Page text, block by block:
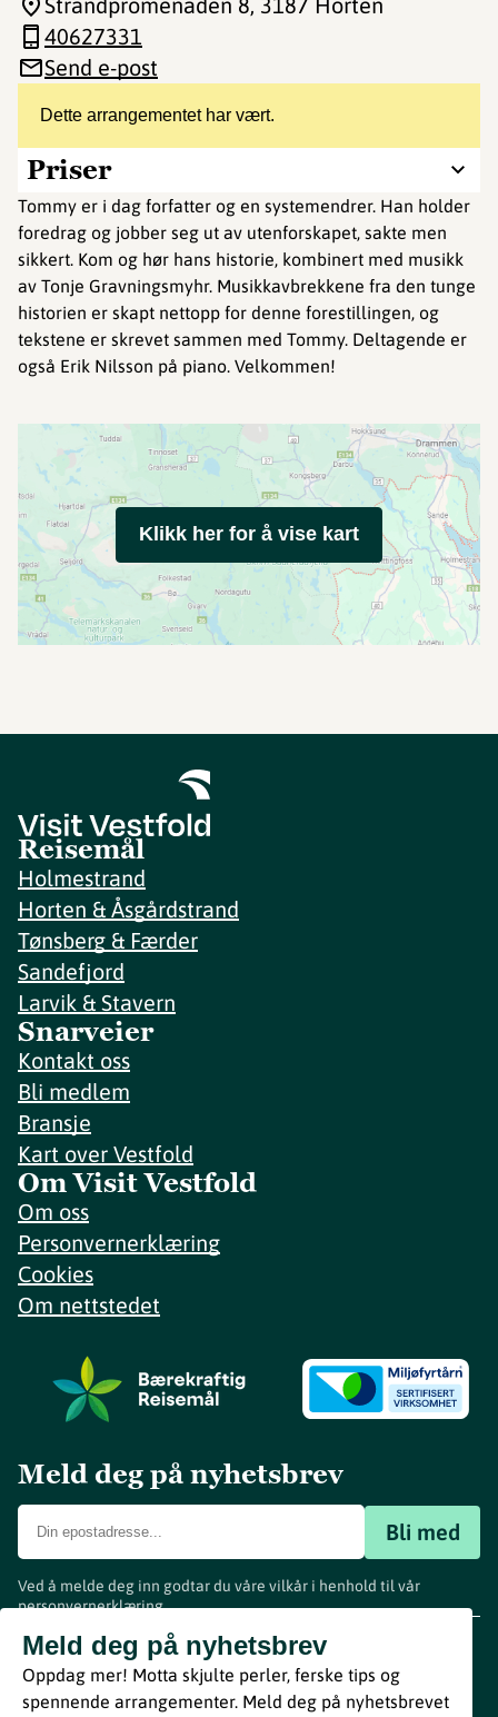
Dette arrangementet har vært.
Priser
Tommy er i dag forfatter og en systemendrer. Han holder
foredrag og jobber seg ut av utenforskapet, sakte men
sikkert. Kom og hør hans historie, kombinert med musikk
av Tonje Gravningsmyhr. Musikkavbrekkene fra den tunge
historien er skapt nettopp for denne forestillingen, og
tekstene er skrevet sammen med Tommy. Deltagende er
også Erik Nilsson på piano. Velkommen!
40627331
Send e-post
Klikk her for å vise kart
Reisemål
Holmestrand
Horten & Åsgårdstrand
Tønsberg & Færder
Sandefjord
Larvik & Stavern
Snarveier
Kontakt oss
Bli medlem
Bransje
Kart over Vestfold
Om Visit Vestfold
Om oss
Personvernerklæring
Cookies
Om nettstedet
Meld deg på nyhetsbrev
Bli med
Ved å melde deg inn godtar du våre vilkår i henhold til vår
personvernerklæring.
Meld deg på nyhetsbrev
Oppdag mer! Motta skjulte perler, ferske tips og
spennende arrangementer. Meld deg på nyhetsbrevet
www.visitvestfold.com
Turistinformasjon
Vestfold Fylkeskommune